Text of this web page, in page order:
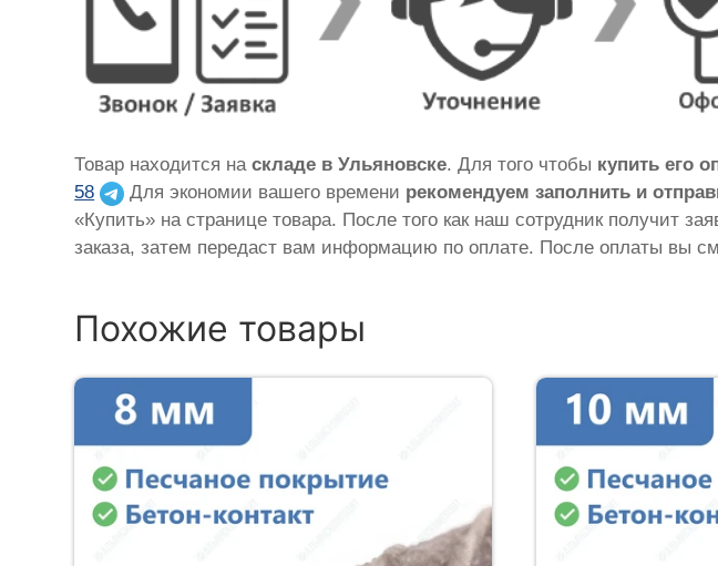
Товар находится наскладе в Ульяновске. Для того чтобы купить его
58
Для экономии вашего времени рекомендуем заполнить и
«Купить» на странице товара. После того как наш сотрудник получит
заказа, затем передаст вам информацию по оплате. После оплаты вы
Похожие товары